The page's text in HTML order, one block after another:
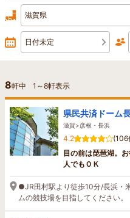
滋賀県
日付未定
8軒中 1 ～8軒表示
県民共済ドーム
滋賀>彦根・長浜
4.2
(106
目の前は琵琶湖。お
人でもＯＫ
●JR田村駅より徒歩10分/長浜・
ムの競技場を目指してください。